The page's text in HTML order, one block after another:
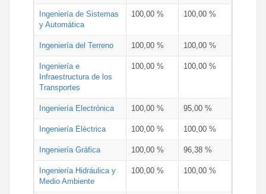
Ingeniería de Sistemas
y Automática
100,00 % 100,00 %
Ingeniería del Terreno 100,00 % 100,00 %
Ingeniería e
Infraestructura de los
Transportes
100,00 % 100,00 %
Ingeniería Electrónica 100,00 % 95,00 %
Ingeniería Eléctrica 100,00 % 100,00 %
Ingeniería Gráfica 100,00 % 96,38 %
Ingeniería Hidráulica y
Medio Ambiente
100,00 % 100,00 %